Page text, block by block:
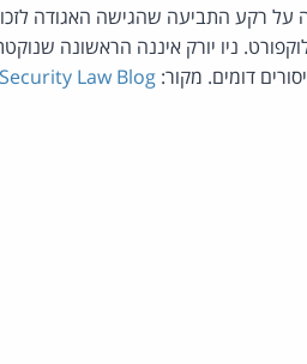
רקע התביעה שהגישה האגודה
ניו יורק איננה הראשונה
דומים. מקור: Law Blog.